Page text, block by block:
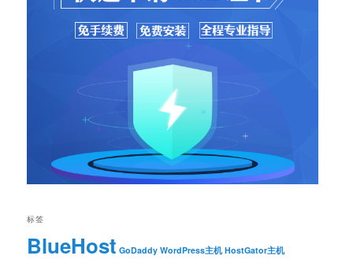
标签
BlueHost GoDaddy WordPress主机 HostGator主机